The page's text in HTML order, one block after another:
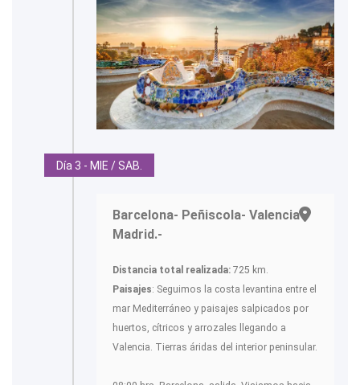
Día 3 - MIE / SAB.
Barcelona- Peñiscola- Valencia-
Madrid.-
Distancia total realizada: 725 km.
Paisajes: Seguimos la costa levantina entre el
mar Mediterráneo y paisajes salpicados por
huertos, cítricos y arrozales llegando a
Valencia. Tierras áridas del interior peninsular.